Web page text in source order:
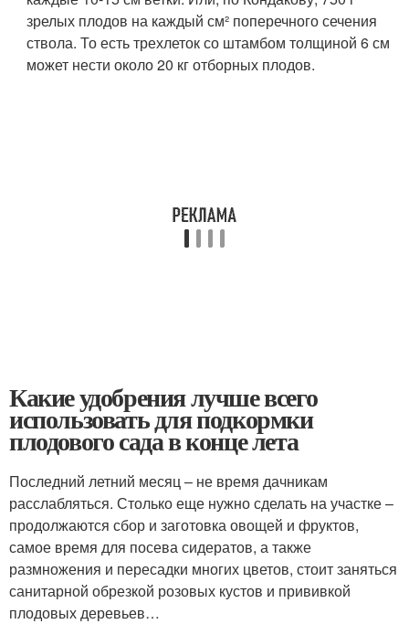
зрелых плодов на каждый см² поперечного сечения
ствола. То есть трехлеток со штамбом толщиной 6 см
может нести около 20 кг отборных плодов.
Какие удобрения лучше всего
использовать для подкормки
плодового сада в конце лета
Последний летний месяц – не время дачникам
расслабляться. Столько еще нужно сделать на участке –
продолжаются сбор и заготовка овощей и фруктов,
самое время для посева сидератов, а также
размножения и пересадки многих цветов, стоит заняться
санитарной обрезкой розовых кустов и прививкой
плодовых деревьев…